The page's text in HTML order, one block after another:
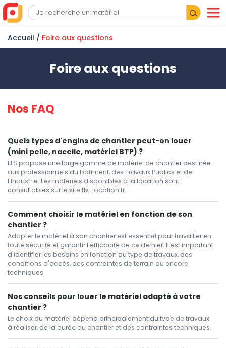
Accueil / Foire aux questions
Foire aux questions
Nos FAQ
Quels types d'engins de chantier peut-on louer
(mini pelle, nacelle, matériel BTP) ?
FLS propose une large gamme de matériel de chantier destinée
aux professionnels du bâtiment, des Travaux Publics et de
l'Industrie. Les matériels disponibles à la location sont
consultables sur le site fls-location.fr.
Comment choisir le matériel en fonction de son
chantier ?
Adapter le matériel à son chantier est essentiel pour travailler en
toute sécurité et garantir l'efficacité de ce dernier. Il est important
d'identifier les besoins en fonction du type de travaux, des
conditions d'accès, des contraintes de terrain ou encore
techniques.
Nos conseils pour louer le matériel adapté à votre
chantier ?
Le choix du matériel dépend principalement du type de travaux
à réaliser, de la durée du chantier et des contraintes techniques.